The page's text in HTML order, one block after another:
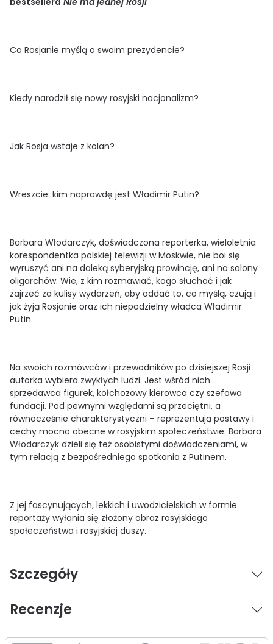
Co Rosjanie myślą o swoim prezydencie?
Kiedy narodził się nowy rosyjski nacjonalizm?
Jak Rosja wstaje z kolan?
Wreszcie: kim naprawdę jest Władimir Putin?
Barbara Włodarczyk, doświadczona reporterka, wieloletnia
korespondentka polskiej telewizji w Moskwie, nie boi się
wyruszyć ani na daleką syberyjską prowincję, ani na salony
oligarchów. Wie, z kim rozmawiać, kogo słuchać i jak
zajrzeć za kulisy wydarzeń, aby oddać to, co myślą, czują i
jak żyją Rosjanie oraz ich niepodzielny władca Władimir
Putin.
Na swoich rozmówców i przewodników po dzisiejszej Rosji
autorka wybiera zwykłych ludzi. Jest wśród nich
sprzedawca figurek, kołchozowy kierowca czy szefowa
fundacji. Pod pewnymi względami są przeciętni, a
równocześnie charakterystyczni – reprezentują postawy i
cechy mocno obecne w rosyjskim społeczeństwie. Barbara
Włodarczyk dzieli się też osobistymi doświadczeniami, w
tym relacją z bezpośredniego spotkania z Putinem.
Z jej fascynujących, lekkich i uwodzicielskich w formie
reportaży wyłania się złożony obraz rosyjskiego
społeczeństwa i rosyjskiej duszy.
Szczegóły
Recenzje